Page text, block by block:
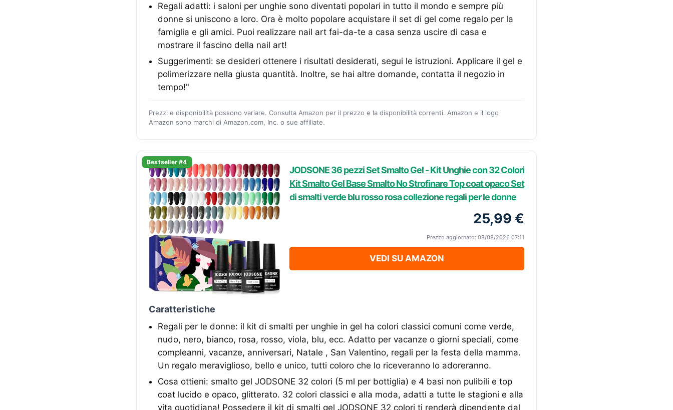
Regali adatti: i saloni per unghie sono diventati popolari in tutto il mondo e sempre più
donne si uniscono a loro. Ora è molto popolare acquistare il set di gel come regalo per la
famiglia e gli amici. Puoi realizzare nail art fai-da-te a casa senza uscire di casa e
mostrare il fascino della nail art!
Suggerimenti: se desideri ottenere i risultati desiderati, segui le istruzioni. Applicare il gel e
polimerizzare nella giusta quantità. Inoltre, se hai altre domande, contatta il negozio in
tempo!"
Prezzi e disponibilità possono variare. Consulta Amazon per il prezzo e la disponibilità correnti. Amazon e il logo
Amazon sono marchi di Amazon.com, Inc. o sue affiliate.
Bestseller #4
JODSONE 36 pezzi Set Smalto Gel - Kit Unghie con 32 Colori
Kit Smalto Gel Base Smalto No Strofinare Top coat opaco Set
di smalti verde blu rosso rosa collezione regali per le donne
25,99 €
Prezzo aggiornato: 08/08/2026 07:11
VEDI SU AMAZON
Caratteristiche
Regali per le donne: il kit di smalti per unghie in gel ha colori classici comuni come verde,
nudo, nero, bianco, rosa, rosso, viola, blu, ecc. Adatto per vacanze o giorni speciali, come
compleanni, vacanze, anniversari, Natale , San Valentino, regali per la festa della mamma.
Un regalo meraviglioso, bello e unico, tutti coloro che lo riceveranno lo adoreranno.
Cosa ottieni: smalto gel JODSONE 32 colori (5 ml per bottiglia) e 4 basi non pulibili e top
coat lucido e opaco, glitterato. 32 colori classici e alla moda, adatti a tutte le stagioni e alla
vita quotidiana! Possedere il kit di smalti gel JODSONE 32 colori ti renderà dipendente dal